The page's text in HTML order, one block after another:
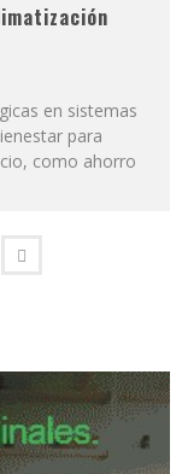
en sistemas
para
como ahorro